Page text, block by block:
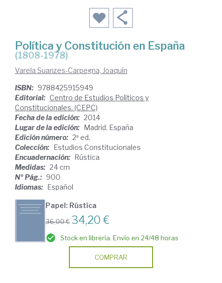
Política y Constitución en España
(1808-1978)
Varela Suanzes-Carpegna, Joaquín
ISBN: 9788425915949
Editorial: Centro de Estudios Políticos y
Constitucionales. (CEPC)
Fecha de la edición: 2014
Lugar de la edición: Madrid. España
Edición número: 2ª ed.
Colección: Estudios Constitucionales
Encuadernación: Rústica
Medidas: 24 cm
Nº Pág.: 900
Idiomas: Español
Papel: Rústica
36,00 € 34,20 €
Stock en librería. Envío en 24/48 horas
COMPRAR